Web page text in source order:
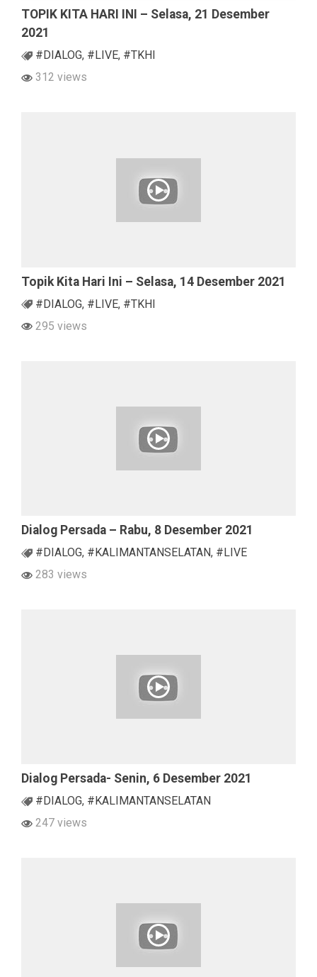
TOPIK KITA HARI INI – Selasa, 21 Desember
2021
#DIALOG, #LIVE, #TKHI
312 views
Topik Kita Hari Ini – Selasa, 14 Desember 2021
#DIALOG, #LIVE, #TKHI
295 views
Dialog Persada – Rabu, 8 Desember 2021
#DIALOG, #KALIMANTANSELATAN, #LIVE
283 views
Dialog Persada- Senin, 6 Desember 2021
#DIALOG, #KALIMANTANSELATAN
247 views